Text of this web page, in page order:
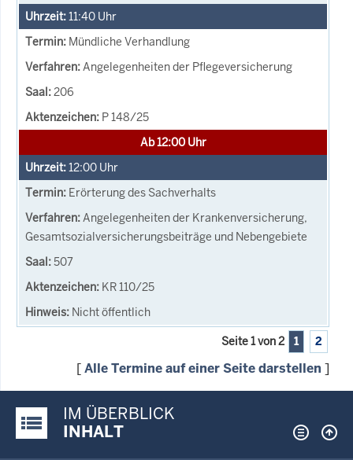
11:40 Uhr
Mündliche Verhandlung
Angelegenheiten der Pflegeversicherung
206
P 148/25
Ab 12:00 Uhr
12:00 Uhr
Erörterung des Sachverhalts
Angelegenheiten der Krankenversicherung,
Gesamtsozialversicherungsbeiträge und Nebengebiete
507
KR 110/25
Nicht öffentlich
Seite 1 von 2 1 2
[Alle Termine auf einer Seite darstellen ]
Justiz-Portal im Überblick:
IM ÜBERBLICK
INHALT